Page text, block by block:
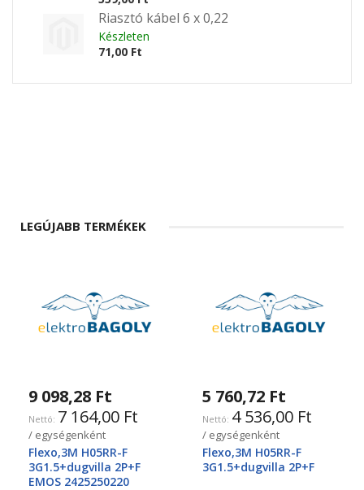
Riasztó kábel 6 x 0,22
Készleten
71,00 Ft
LEGÚJABB TERMÉKEK
9 098,28 Ft
7 164,00 Ft
/ egységenként
Flexo,3M H05RR-F
3G1.5+dugvilla 2P+F
EMOS 2425250220
5 760,72 Ft
4 536,00 Ft
/ egységenként
Flexo,3M H05RR-F
3G1.5+dugvilla 2P+F